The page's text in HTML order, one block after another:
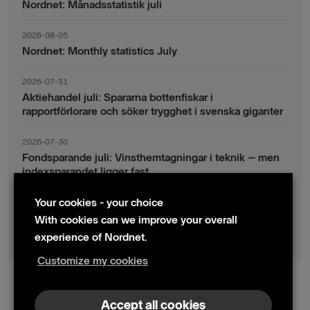
Nordnet: Månadsstatistik juli
2026-08-05
Nordnet: Monthly statistics July
2026-07-31
Aktiehandel juli: Spararna bottenfiskar i
rapportförlorare och söker trygghet i svenska giganter
2026-07-30
Fondsparande juli: Vinsthemtagningar i teknik – men
indexsparandet ligger fast
2026-07-17
Nordnet veröffentlicht Zwischenbericht zum zweiten
Quartal 2026
Your cookies - your choice
With cookies can we improve your overall
experience of Nordnet.
Customize my cookies
Accept all cookies